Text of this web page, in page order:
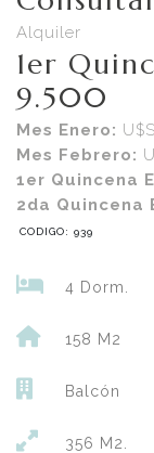
Alquiler
1er
9.500
Mes Enero:
Mes Febrero:
1er Quincena
2da Quincena
CODIGO: 939
4 Dorm.
158 M2
Balcón
356 M2.